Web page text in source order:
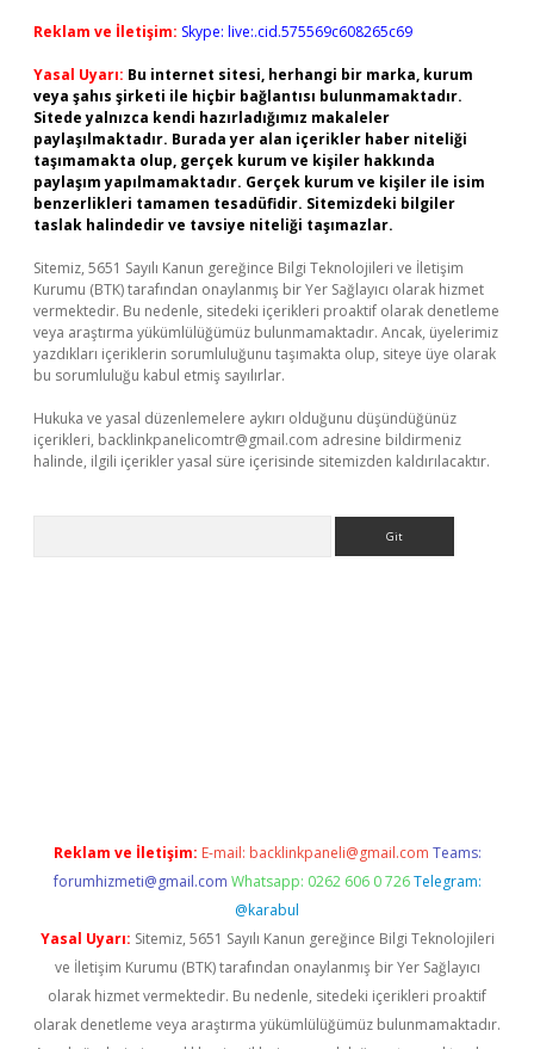
Reklam ve İletişim: Skype: live:.cid.575569c608265c69
Yasal Uyarı: Bu internet sitesi, herhangi bir marka, kurum
veya şahıs şirketi ile hiçbir bağlantısı bulunmamaktadır.
Sitede yalnızca kendi hazırladığımız makaleler
paylaşılmaktadır. Burada yer alan içerikler haber niteliği
taşımamakta olup, gerçek kurum ve kişiler hakkında
paylaşım yapılmamaktadır. Gerçek kurum ve kişiler ile isim
benzerlikleri tamamen tesadüfidir. Sitemizdeki bilgiler
taslak halindedir ve tavsiye niteliği taşımazlar.
Sitemiz, 5651 Sayılı Kanun gereğince Bilgi Teknolojileri ve İletişim
Kurumu (BTK) tarafından onaylanmış bir Yer Sağlayıcı olarak hizmet
vermektedir. Bu nedenle, sitedeki içerikleri proaktif olarak denetleme
veya araştırma yükümlülüğümüz bulunmamaktadır. Ancak, üyelerimiz
yazdıkları içeriklerin sorumluluğunu taşımakta olup, siteye üye olarak
bu sorumluluğu kabul etmiş sayılırlar.
Hukuka ve yasal düzenlemelere aykırı olduğunu düşündüğünüz
içerikleri, backlinkpanelicomtr@gmail.com adresine bildirmeniz
halinde, ilgili içerikler yasal süre içerisinde sitemizden kaldırılacaktır.
Reklam ve İletişim: E-mail: backlinkpaneli@gmail.com Teams:
forumhizmeti@gmail.com Whatsapp: 0262 606 0 726 Telegram:
@karabul
Yasal Uyarı: Sitemiz, 5651 Sayılı Kanun gereğince Bilgi Teknolojileri
ve İletişim Kurumu (BTK) tarafından onaylanmış bir Yer Sağlayıcı
olarak hizmet vermektedir. Bu nedenle, sitedeki içerikleri proaktif
olarak denetleme veya araştırma yükümlülüğümüz bulunmamaktadır.